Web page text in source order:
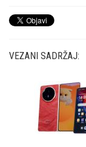
VEZANI SADRŽAJ: